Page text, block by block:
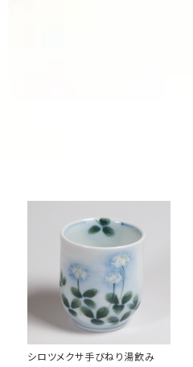
シロツメクサ手びねり湯飲み